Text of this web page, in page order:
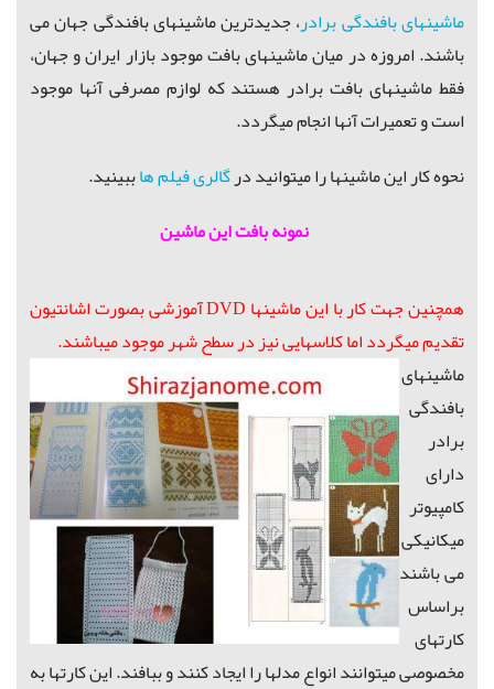
ماشینهای بافندگی برادر، جدیدترین ماشینهای بافندگی جهان می
باشند.امروزه در میان ماشینهای بافت موجود بازار ایران و جهان،
فقط ماشینهای بافت برادر هستند که لوازم مصرفی آنها موجود
است و تعمیرات آنها انجام میگردد.
نحوه کار این ماشینها را میتوانید درگالری فیلم هاببینید.
نمونه بافت این ماشین
همچنین جهت کار با این ماشینها DVD آموزشی بصورت اشانتیون
تقدیم میگردد اما کلاسهایی نیز در سطح شهر موجود میباشند.
ماشینهای
بافندگی
برادر
دارای
کامپیوتر
میکانیکی
می باشند
براساس
کارتهای
مخصوصی میتوانند انواع مدلها را ایجاد کنند و ببافند. این کارتها به